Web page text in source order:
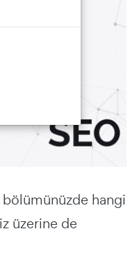
hangi
üzerine de